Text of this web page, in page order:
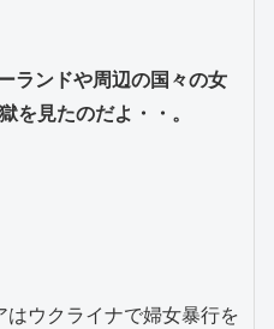
ンドや周辺の国々の女
を見たのだよ・・。
ウクライナで婦女暴行を